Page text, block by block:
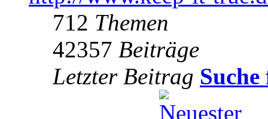
712 Themen
42357 Beiträge
Letzter Beitrag